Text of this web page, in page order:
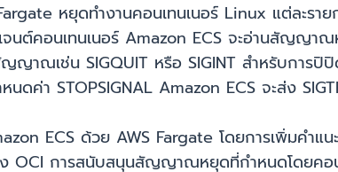
หยุดทำงานคอนเทนเนอร์ Linux แต่ละราย
นต์คอนเทนเนอร์ Amazon ECS จะอ่านสัญญา
าณเช่น SIGQUIT หรือ SIGINT สำหรับการปิ
ดค่า STOPSIGNAL Amazon ECS จะส่ง
ECS ด้วย AWS Fargate โดยการเพิ่มคำแนะ
OCI การสนับสนุนสัญญาณหยุดที่กำหนดโดยคอน